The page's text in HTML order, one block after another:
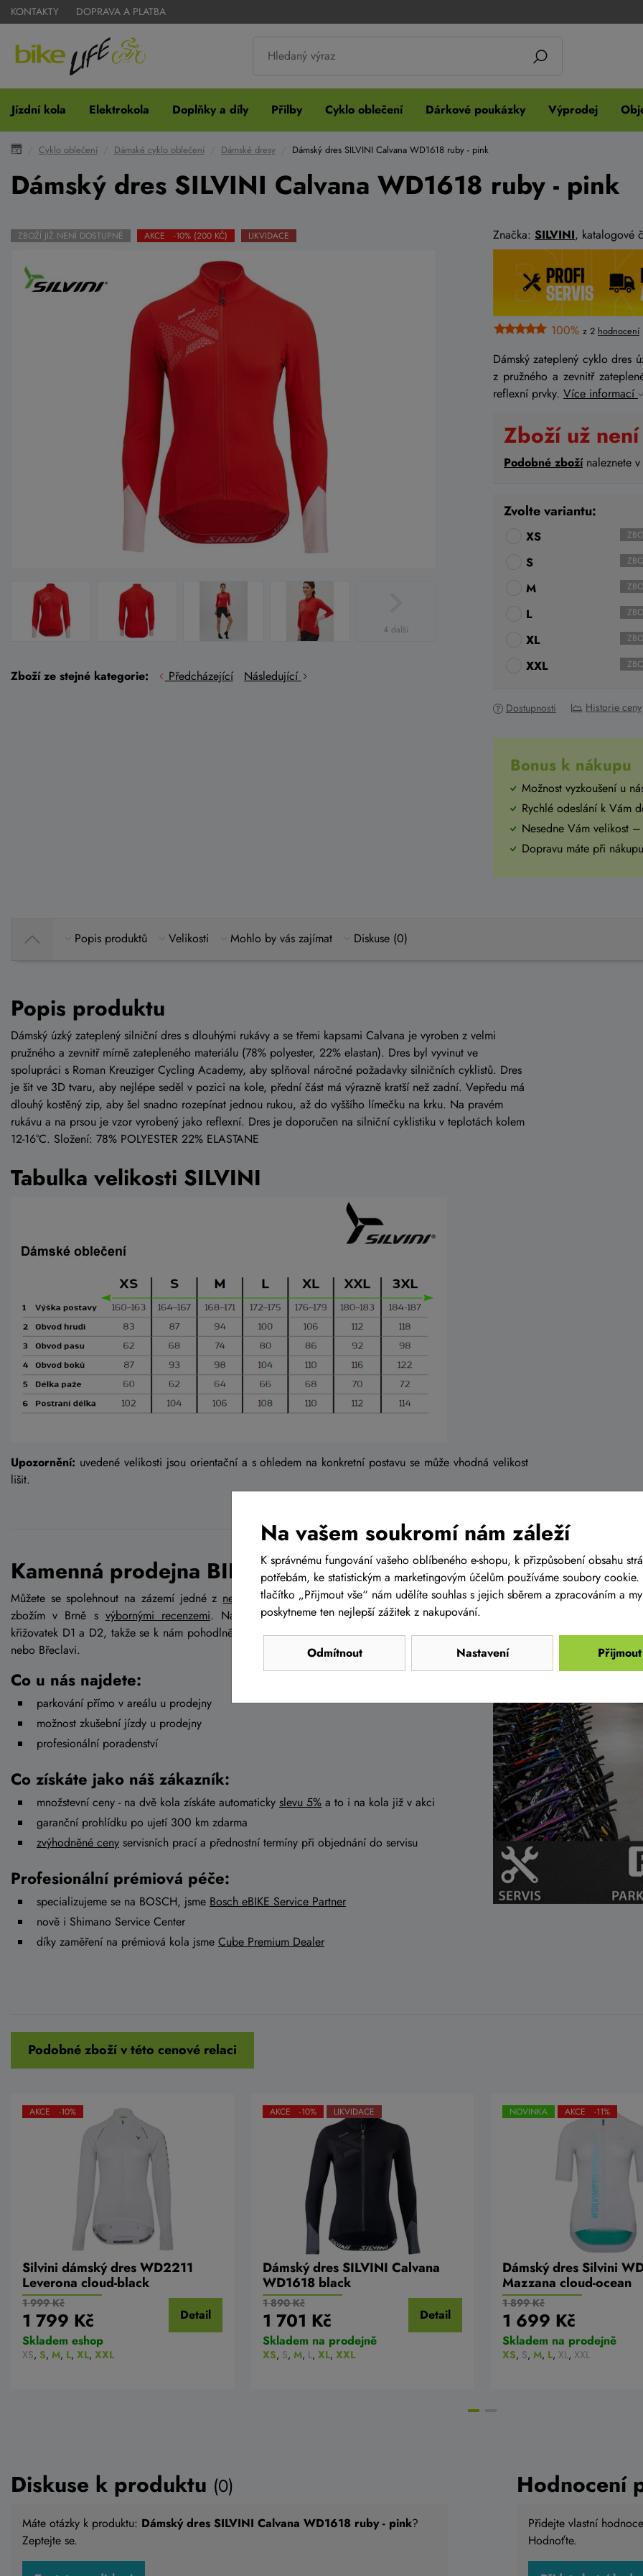
KONTAKTY DOPRAVA A PLATBA
Jízdní kola Elektrokola Doplňky a díly Přilby Cyklo oblečení Dárkové poukázky Výprodej
Cyklo oblečení Dámské cyklo oblečení Dámské dresy Dámský dres SILVINI Calvana WD1618 ruby - pink
Dámský dres SILVINI Calvana WD1618 ruby - pink
ZBOŽÍ JIŽ NENÍ DOSTUPNÉ AKCE -10% (200 KČ) LIKVIDACE
4 další
Zboží ze stejné kategorie: Předcházející Následující
Značka: SILVINI, katalogové
100% z 2 hodnocení
Dámský zateplený cyklo dres
z pružného a zevnitř
reflexní prvky. Více informací
Zboží už
Podobné zbožínaleznete
Zvolte variantu:
XS
S
M
L
XL
XXL
Dostupnosti Historie ceny
Bonus k nákupu
Možnost vyzkoušení u
Rychlé odeslání k Vám
Nesedne Vám velikost
Dopravu máte při
Popis produktů Velikosti Mohlo by vás zajímat Diskuse (0)
Popis produktu
Dámský úzký zateplený silniční dres s dlouhými rukávy a se třemi kapsami Calvana je vyroben z velmi
pružného a zevnitř mírně zatepleného materiálu (78% polyester, 22% elastan). Dres byl vyvinut ve
spolupráci s Roman Kreuziger Cycling Academy, aby splňoval náročné požadavky silničních cyklistů. Dres
je šit ve 3D tvaru, aby nejlépe seděl v pozici na kole, přední část má výrazně kratší než zadní. Vepředu má
dlouhý kostěný zip, aby šel snadno rozepínat jednou rukou, až do vyššího límečku na krku. Na pravém
rukávu a na prsou je vzor vyrobený jako reflexní. Dres je doporučen na silniční cyklistiku v teplotách kolem
12-16°C. Složení: 78% POLYESTER 22% ELASTANE
Tabulka velikosti SILVINI
Upozornění: uvedené velikosti jsou orientační a s ohledem na konkretní postavu se může vhodná velikost
lišit.
Kamenná prodejna BIKE-LIFE.CZ
Můžete se spolehnout na zázemí jedné z největších kamenných prodejens cyklistickým
zbožím v Brně s výbornými recenzemi. Najdete nás v Brně Tuřanech, nedaleko od
křižovatek D1 a D2, takže se k nám pohodlně dostanete jak od Prahy, tak i od Olomouce
nebo Břeclavi.
Co u nás najdete:
parkování přímo v areálu u prodejny
možnost zkušební jízdy u prodejny
profesionální poradenství
Co získáte jako náš zákazník:
množstevní ceny - na dvě kola získáte automaticky slevu 5% a to i na kola již v akci
garanční prohlídku po ujetí 300 km zdarma
zvýhodněné ceny servisních prací a přednostní termíny při objednání do servisu
Profesionální prémiová péče:
specializujeme se na BOSCH, jsme Bosch eBIKE Service Partner
nově i Shimano Service Center
díky zaměření na prémiová kola jsme Cube Premium Dealer
Podobné zboží v této cenové relaci
Silvini dámský dres WD2211
Leverona cloud-black
AKCE -10%
1 999 Kč
1 799 Kč
Skladem eshop
XS, S, M, L, XL, XXL
Detail
Dámský dres SILVINI Calvana
WD1618 black
AKCE -10% LIKVIDACE
1 890 Kč
1 701 Kč
Skladem na prodejně
XS, S, M, L, XL, XXL
Detail
Dámský dres Silvini
Mazzana cloud-ocean
NOVINKA AKCE -11%
1 899 Kč
1 699 Kč
Skladem na prodejně
XS, S, M, L, XL, XXL
Diskuse k produktu (0)
Máte otázky k produktu: Dámský dres SILVINI Calvana WD1618 ruby - pink?
Zeptejte se.
Hodnocení
Přidejte vlastní
Hodnoťte.
Na vašem soukromí nám záleží
K správnému fungování vašeho oblíbeného e-shopu, k přizpůsobení obsahu
potřebám, ke statistickým a marketingovým účelům používáme soubory
tlačítko „Přijmout vše“ nám udělíte souhlas s jejich sběrem a zpracováním a
poskytneme ten nejlepší zážitek z nakupování.
Odmítnout Nastavení